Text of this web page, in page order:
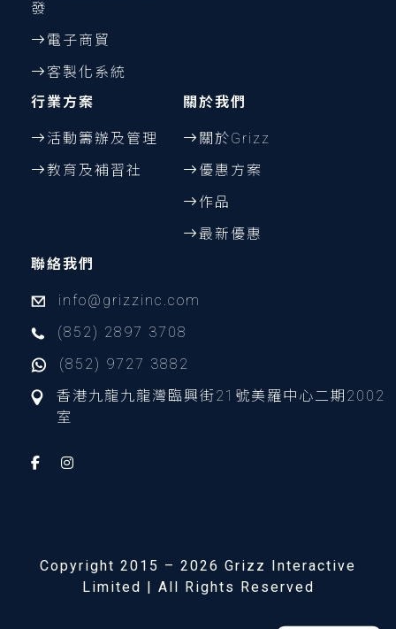
發
電子商貿
客製化系統
行業方案
活動籌辦及管理
教育及補習社
關於我們
關於Grizz
優惠方案
作品
最新優惠
聯絡我們
info@grizzinc.com
(852) 2897 3708
(852) 9727 3882
香港九龍九龍灣臨興街21號美羅中心二期2002
室
Copyright 2015 – 2026 Grizz Interactive
Limited | All Rights Reserved